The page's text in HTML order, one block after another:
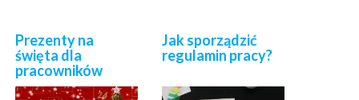
Prezenty na
święta dla
pracowników
Jak sporządzić
regulamin pracy?